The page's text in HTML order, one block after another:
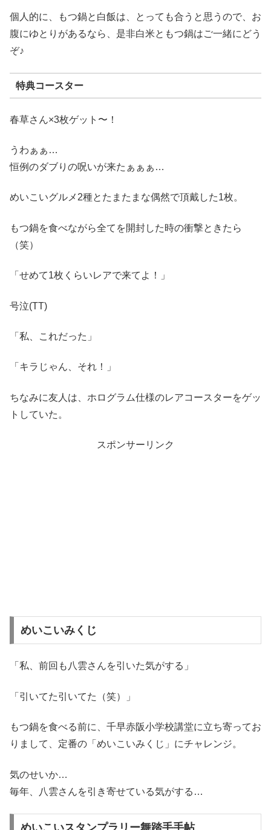
個人的に、もつ鍋と白飯は、とっても合うと思うので、お
腹にゆとりがあるなら、是非白米ともつ鍋はご一緒にどう
ぞ♪
特典コースター
春草さん×3枚ゲット〜！
うわぁぁ…
恒例のダブりの呪いが来たぁぁぁ…
めいこいグルメ2種とたまたまな偶然で頂戴した1枚。
もつ鍋を食べながら全てを開封した時の衝撃ときたら
（笑）
「せめて1枚くらいレアで来てよ！」
号泣(TT)
「私、これだった」
「キラじゃん、それ！」
ちなみに友人は、ホログラム仕様のレアコースターをゲッ
トしていた。
スポンサーリンク
めいこいみくじ
「私、前回も八雲さんを引いた気がする」
「引いてた引いてた（笑）」
もつ鍋を食べる前に、千早赤阪小学校講堂に立ち寄ってお
りまして、定番の「めいこいみくじ」にチャレンジ。
気のせいか…
毎年、八雲さんを引き寄せている気がする…
めいこいスタンプラリー舞踏手手帖